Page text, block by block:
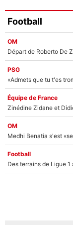
Football
OM
PSG
Équipe de France
OM
Football